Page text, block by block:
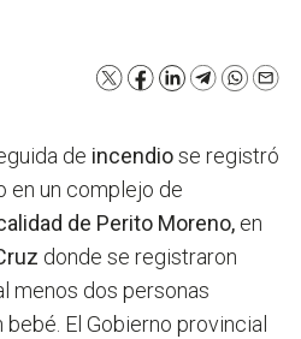
X Facebook
LinkedInTelegram
de incendiose registró
en un complejo de
de Perito Moreno, en
donde se registraron
menos dos personas
El Gobierno provincial